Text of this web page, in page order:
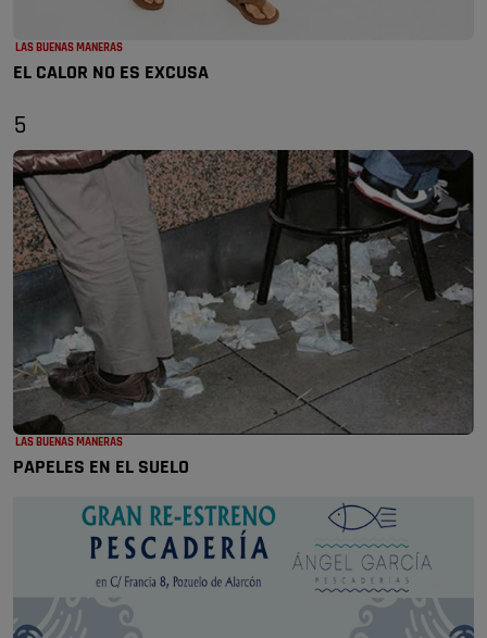
LAS BUENAS MANERAS
EL CALOR NO ES EXCUSA
5
LAS BUENAS MANERAS
PAPELES EN EL SUELO